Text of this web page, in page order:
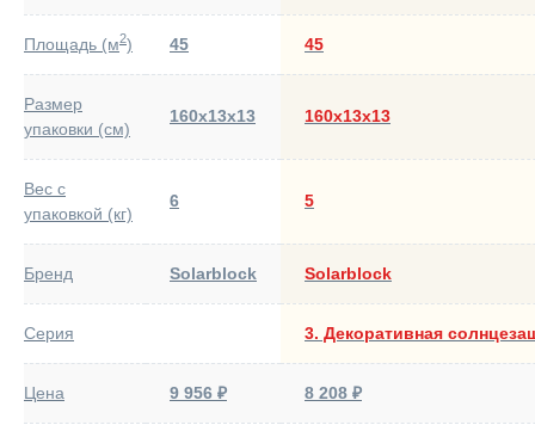
Площадь (м2) 45 45
Размер
упаковки (см)
160х13х13 160х13х13
Вес с
упаковкой (кг)
6 5
Бренд Solarblock Solarblock
Серия 3. Декоративная
Цена 9 956 ₽ 8 208 ₽